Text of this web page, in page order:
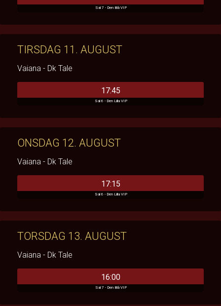
Sal 7 - Den Blå VIP
TIRSDAG 11. AUGUST
Vaiana - Dk Tale
Sal 6 - Den Lilla VIP
17:45
ONSDAG 12. AUGUST
Vaiana - Dk Tale
Sal 6 - Den Lilla VIP
17:15
TORSDAG 13. AUGUST
Vaiana - Dk Tale
Sal 7 - Den Blå VIP
16:00